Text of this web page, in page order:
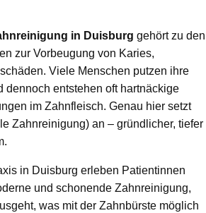
in Duisburg gehört zu den
zur Vorbeugung von Karies,
Viele Menschen putzen ihre
dennoch entstehen oft hartnäckige
im Zahnfleisch. Genau hier setzt
Zahnreinigung) an – gründlicher, tiefer
in Duisburg erleben Patientinnen
und schonende Zahnreinigung,
was mit der Zahnbürste möglich